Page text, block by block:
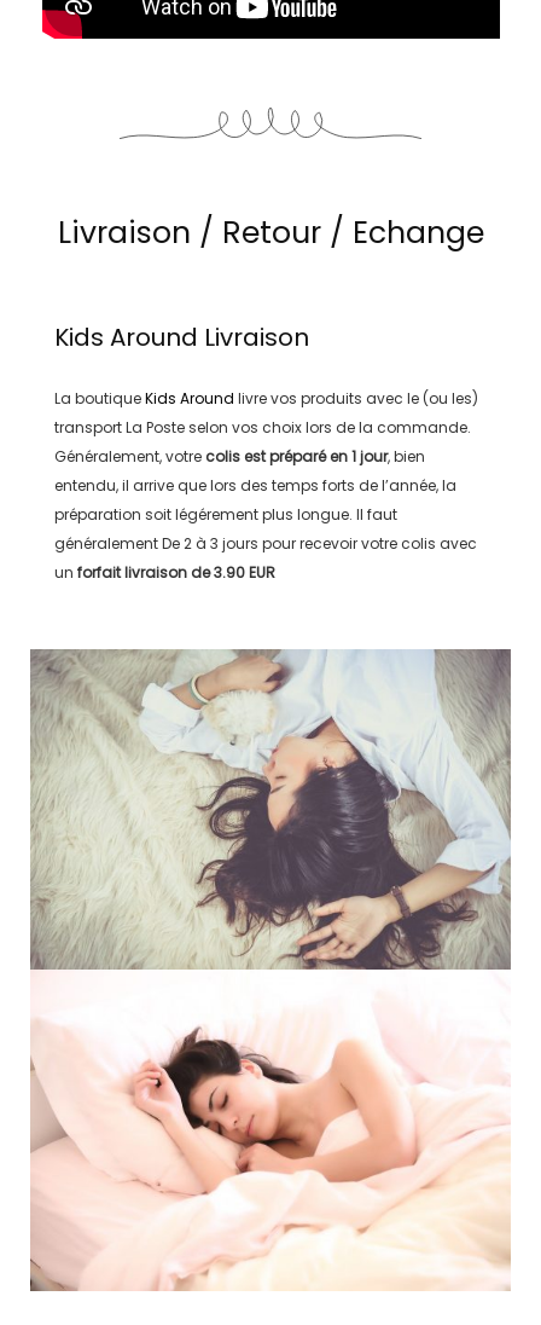
Livraison / Retour / Echange
Kids Around Livraison
La boutiqueKids Around livre vos produits avec le (ou les)
transportLa Posteselon vos choix lors de la commande.
Généralement, votre colis est préparé en1 jour, bien
entendu, il arrive que lors des temps forts de l’année, la
préparation soit légérement plus longue. Il faut
généralementDe 2 à 3 jours pour recevoir votre colis avec
un forfait livraison de3.90 EUR